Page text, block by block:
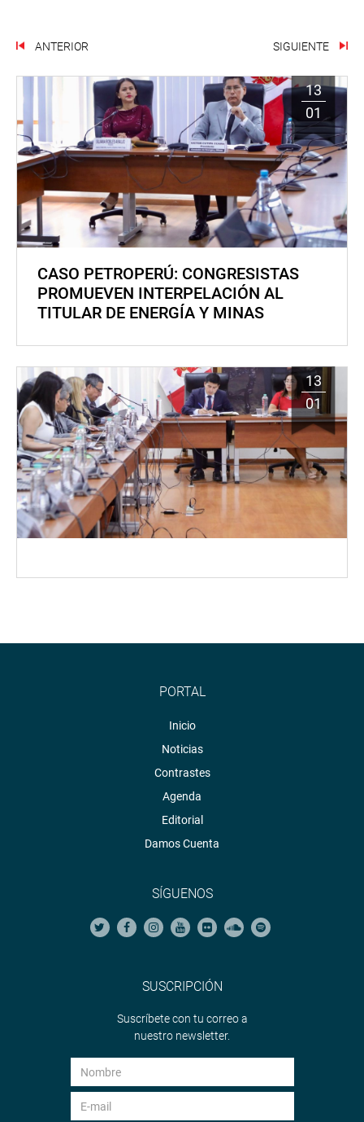
ANTERIOR SIGUIENTE
13
01
CASO PETROPERÚ: CONGRESISTAS
PROMUEVEN INTERPELACIÓN AL
TITULAR DE ENERGÍA Y MINAS
13
01
PORTAL
Inicio
Noticias
Contrastes
Agenda
Editorial
Damos Cuenta
SÍGUENOS
SUSCRIPCIÓN
Suscríbete con tu correo a
nuestro newsletter.